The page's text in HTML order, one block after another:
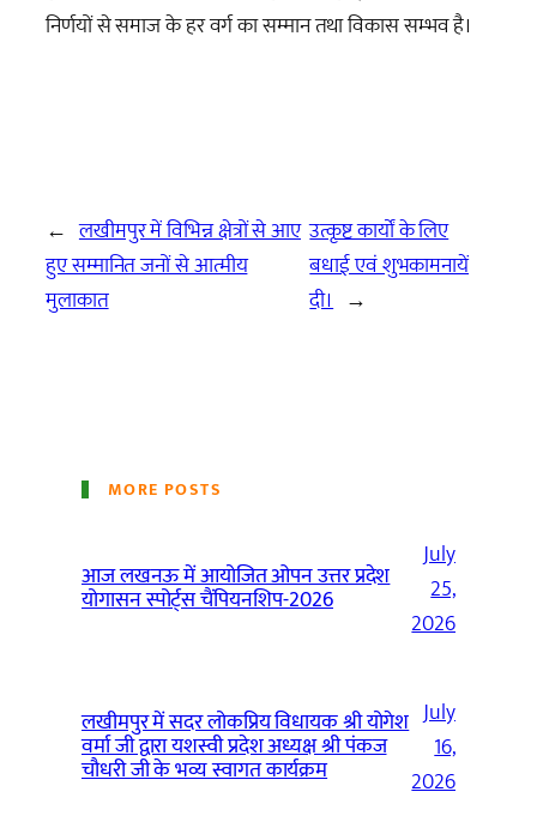
निर्णयों से समाज के हर वर्ग का सम्मान तथा विकास सम्भव है।
← लखीमपुर में विभिन्न क्षेत्रों से आए
हुए सम्मानित जनों से आत्मीय
मुलाकात
उत्कृष्ट कार्यों के लिए
बधाई एवं शुभकामनायें
दी। →
MORE POSTS
आज लखनऊ में आयोजित ओपन उत्तर प्रदेश
योगासन स्पोर्ट्स चैंपियनशिप-2026
July
25,
2026
लखीमपुर में सदर लोकप्रिय विधायक श्री योगेश
वर्मा जी द्वारा यशस्वी प्रदेश अध्यक्ष श्री पंकज
चौधरी जी के भव्य स्वागत कार्यक्रम
July
16,
2026